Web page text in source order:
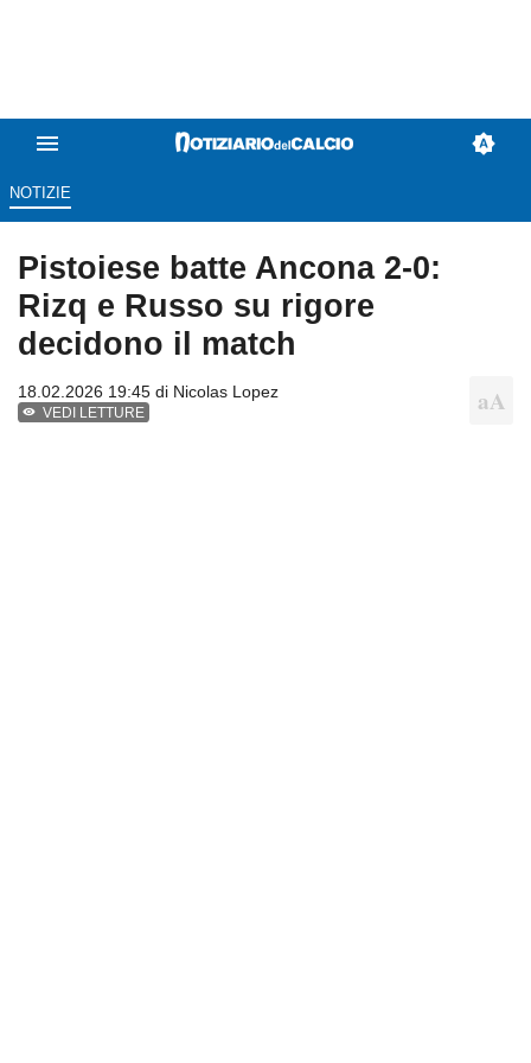
NOTIZIE
Pistoiese batte Ancona 2-0:
Rizq e Russo su rigore
decidono il match
18.02.2026 19:45 di Nicolas Lopez
VEDI LETTURE